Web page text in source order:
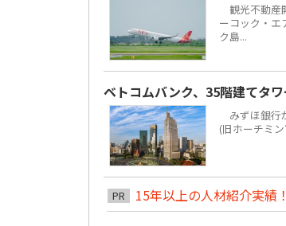
観光不動産
ーコック・エ
ク島...
ベトコムバンク、35階建てタ
みずほ銀行
(旧ホーチミ
PR
15年以上の人材紹介実績